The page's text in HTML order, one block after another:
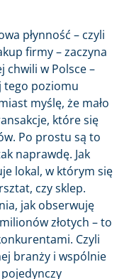
płynność – czyli
firmy – zaczyna
chwili w Polsce –
tego poziomu
myślę, że mało
które się
Po prostu są to
naprawdę. Jak
lokal, w którym się
czy sklep.
jak obserwuję
złotych – to
Czyli
branży i wspólnie